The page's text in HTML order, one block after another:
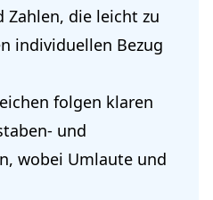
Zahlen, die leicht zu
individuellen Bezug
folgen klaren
und
wobei Umlaute und